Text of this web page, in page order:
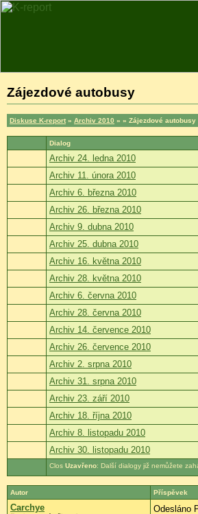
Zájezdové autobusy
Diskuse K-report » Archiv 2010 » » Zájezdové autobusy
Dialog
Archiv 24. ledna 2010
Archiv 11. února 2010
Archiv 6. března 2010
Archiv 26. března 2010
Archiv 9. dubna 2010
Archiv 25. dubna 2010
Archiv 16. května 2010
Archiv 28. května 2010
Archiv 6. června 2010
Archiv 28. června 2010
Archiv 14. července 2010
Archiv 26. července 2010
Archiv 2. srpna 2010
Archiv 31. srpna 2010
Archiv 23. září 2010
Archiv 18. října 2010
Archiv 8. listopadu 2010
Archiv 30. listopadu 2010
Uzavřeno: Další dialogy již nemůžete
Autor Příspěvek
Carchye Odesláno